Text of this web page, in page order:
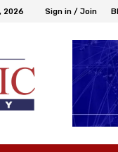
2026 Sign in / Join